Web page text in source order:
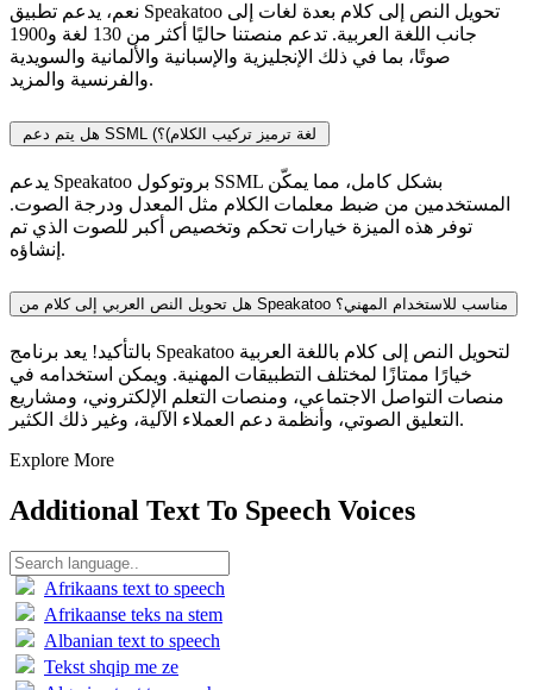
نعم، يدعم تطبيق Speakatoo تحويل النص إلى كلام بعدة لغات إلى
جانب اللغة العربية. تدعم منصتنا حاليًا أكثر من 130 لغة و1900
صوتًا، بما في ذلك الإنجليزية والإسبانية والألمانية والسويدية
والفرنسية والمزيد.
هل يتم دعم SSML (لغة ترميز تركيب الكلام)؟
يدعم Speakatoo بروتوكول SSML بشكل كامل، مما يمكّن
المستخدمين من ضبط معلمات الكلام مثل المعدل ودرجة الصوت.
توفر هذه الميزة خيارات تحكم وتخصيص أكبر للصوت الذي تم
إنشاؤه.
هل تحويل النص العربي إلى كلام من Speakatoo مناسب للاستخدام المهني؟
بالتأكيد! يعد برنامج Speakatoo لتحويل النص إلى كلام باللغة العربية
خيارًا ممتازًا لمختلف التطبيقات المهنية. ويمكن استخدامه في
منصات التواصل الاجتماعي، ومنصات التعلم الإلكتروني، ومشاريع
التعليق الصوتي، وأنظمة دعم العملاء الآلية، وغير ذلك الكثير.
Explore More
Additional Text To Speech Voices
Afrikaans text to speech
Afrikaanse teks na stem
Albanian text to speech
Tekst shqip me ze